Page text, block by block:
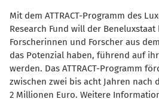
Mit dem ATTRACT-Programm des
Research Fund will der Beneluxstaat
Forscherinnen und Forscher aus
das Potenzial haben, führend auf
werden. Das ATTRACT-Programm
zwischen zwei bis acht Jahren nach
2 Millionen Euro. Weitere